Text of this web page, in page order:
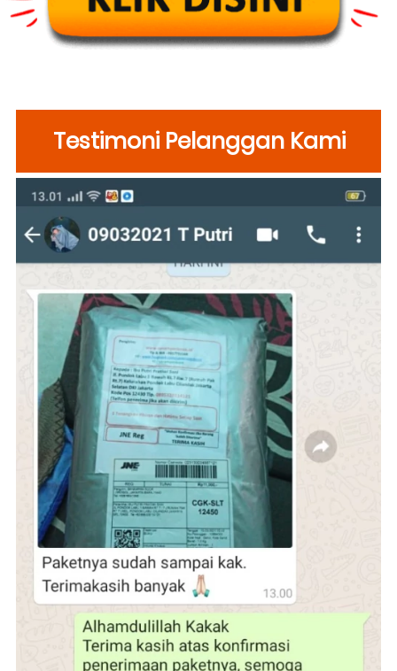
Testimoni Pelanggan Kami